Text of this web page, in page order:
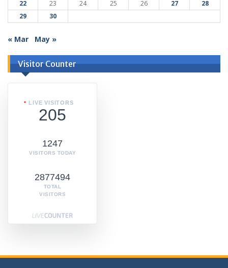
22
23 24 25 26 27
28
29
30
« Mar May »
Visitor Counter
LIVE VISITORS
205
1247
VISITORS TODAY
2877494
TOTAL
VISITORS